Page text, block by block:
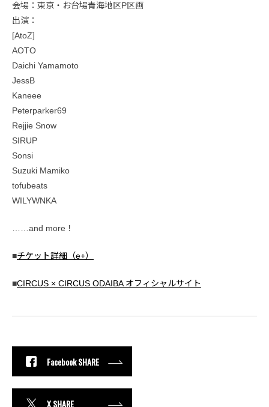
会場：東京・お台場青海地区P区画
出演：
[AtoZ]
AOTO
Daichi Yamamoto
JessB
Kaneee
Peterparker69
Rejjie Snow
SIRUP
Sonsi
Suzuki Mamiko
tofubeats
WILYWNKA
……and more！
■チケット詳細（e+）
■CIRCUS × CIRCUS ODAIBA オフィシャルサイト
Facebook SHARE
X SHARE